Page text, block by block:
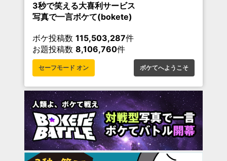
3秒で笑える大喜利サービス
写真で一言ボケて(bokete)
ボケ投稿数 115,503,287件
お題投稿数 8,106,760件
セーフモード オン ボケてへようこそ